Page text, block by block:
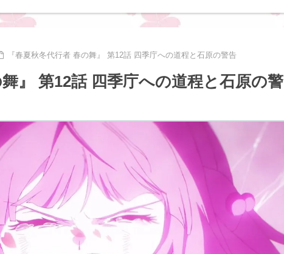
『春夏秋冬代行者 春の舞』 第12話 四季庁への道程と石原の警告
舞』 第12話 四季庁への道程と石原の警